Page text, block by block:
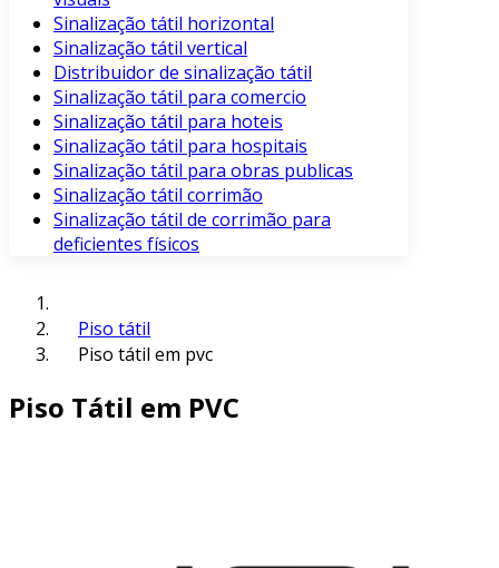
Sinalização tátil horizontal
Sinalização tátil vertical
Distribuidor de sinalização tátil
Sinalização tátil para comercio
Sinalização tátil para hoteis
Sinalização tátil para hospitais
Sinalização tátil para obras publicas
Sinalização tátil corrimão
Sinalização tátil de corrimão para
deficientes físicos
Piso tátil
Piso tátil em pvc
Piso Tátil em PVC